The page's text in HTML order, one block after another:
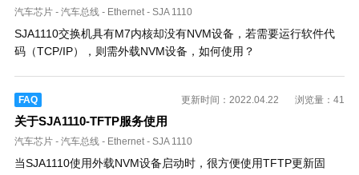
汽车芯片 - 汽车总线 - Ethernet - SJA 1110
SJA1110交换机具有M7内核却没有NVM设备，若需要运行软件代
码（TCP/IP），则需外载NVM设备，如何使用？
FAQ 浏览量：41
更新时间：2022.04.22
关于SJA1110-TFTP服务使用
汽车芯片 - 汽车总线 - Ethernet - SJA 1110
当SJA1110使用外载NVM设备启动时，很方便使用TFTP更新固